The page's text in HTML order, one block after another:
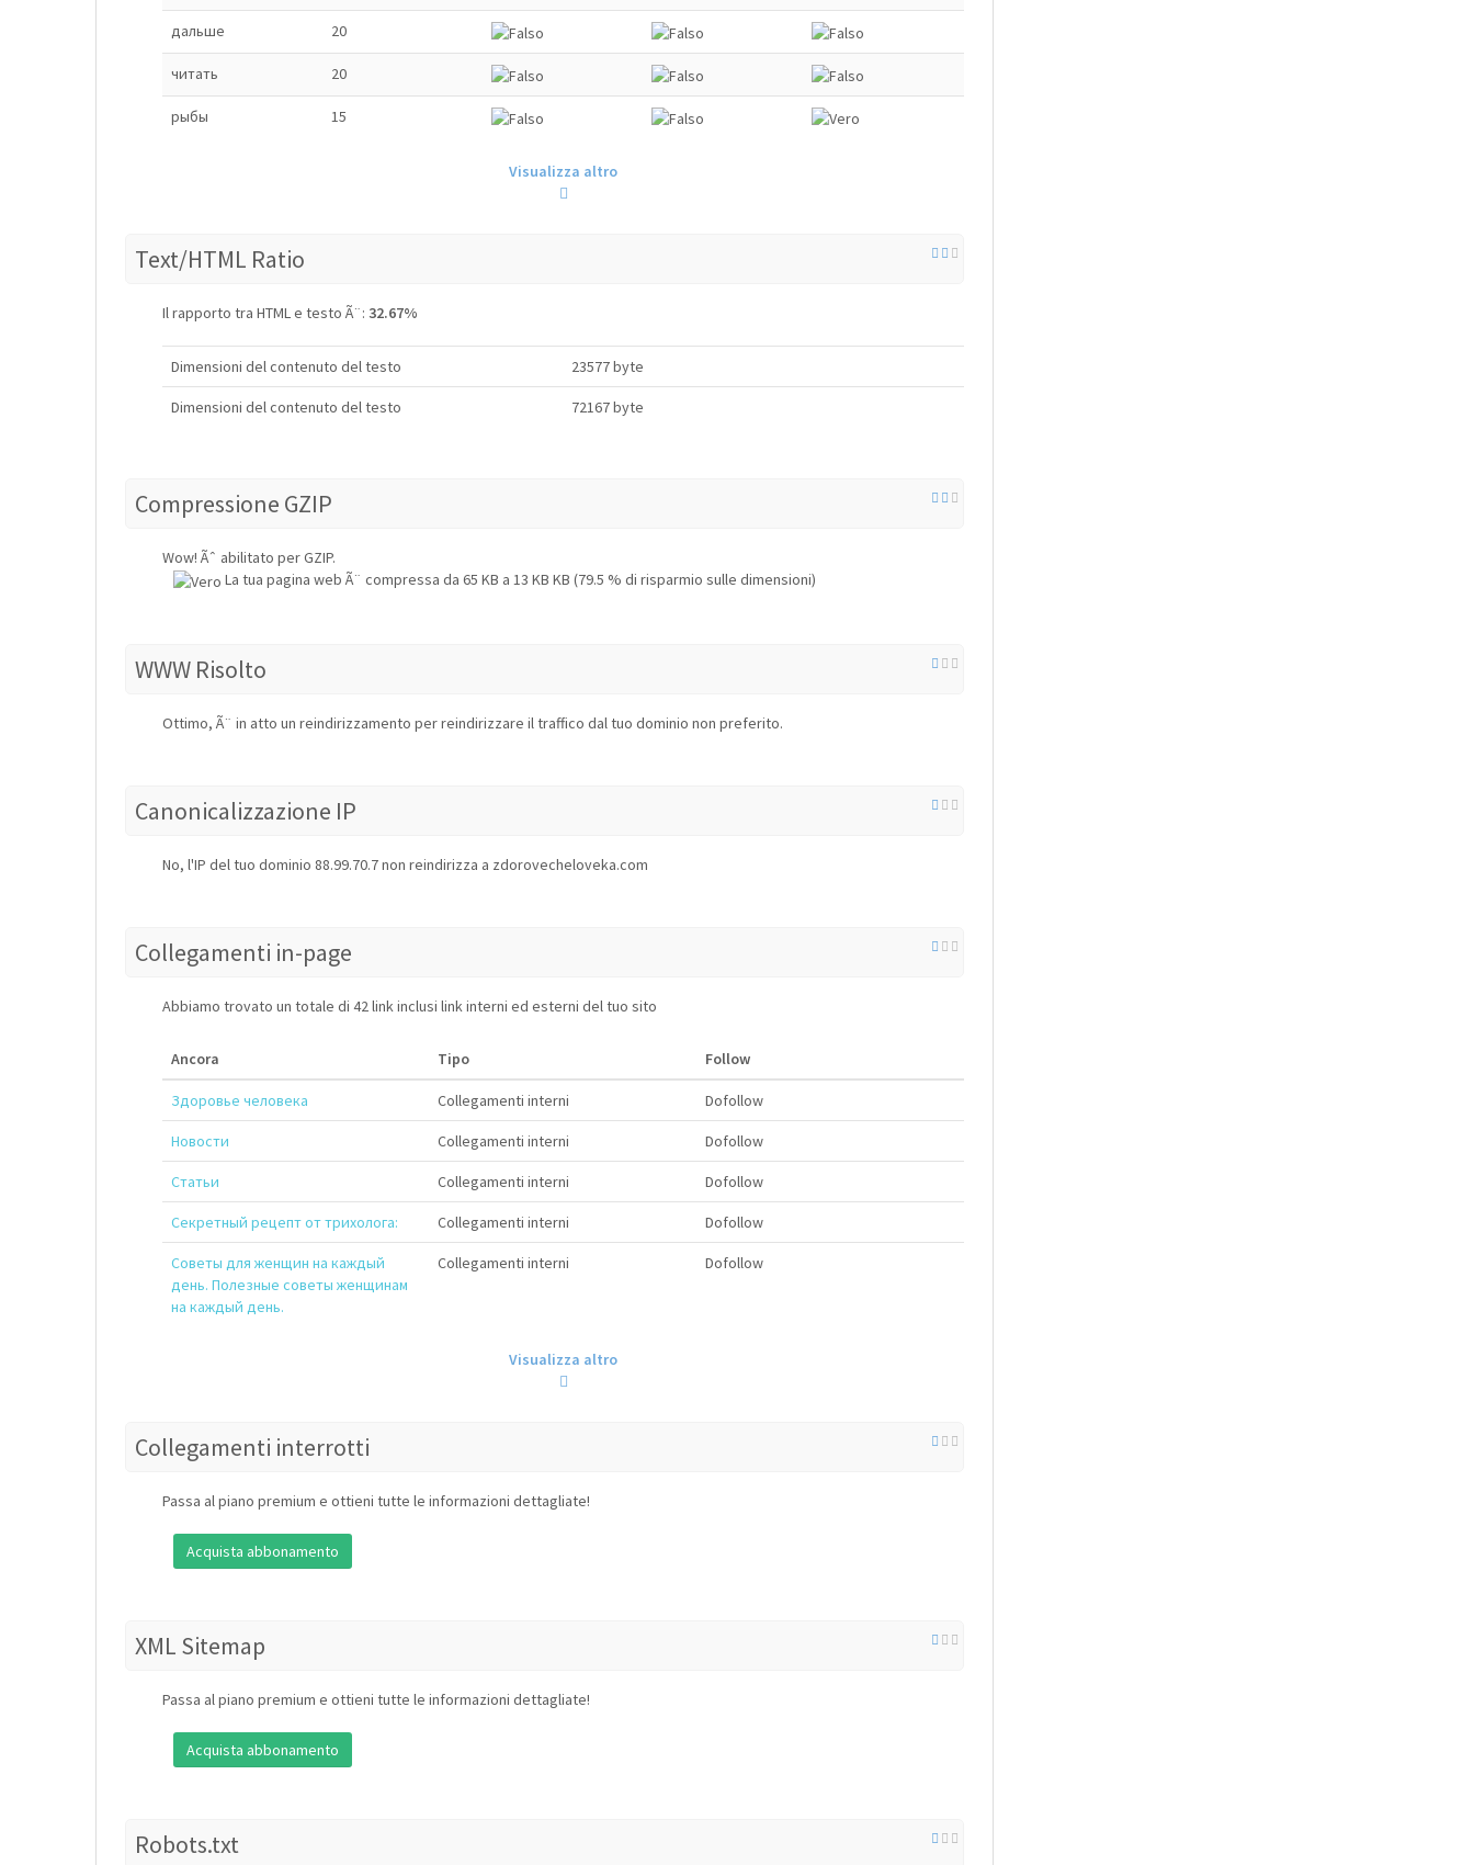
дальше 20
читать 20
рыбы 15
Visualizza altro
Text/HTML Ratio
Il rapporto tra HTML e testo Ã¨: 32.67%
Dimensioni del contenuto del testo 23577 byte
Dimensioni del contenuto del testo 72167 byte
Compressione GZIP
Wow! Ãˆ abilitato per GZIP.
La tua pagina web Ã¨ compressa da 65 KB a 13 KB KB (79.5 % di risparmio sulle dimensioni)
WWW Risolto
Ottimo, Ã¨ in atto un reindirizzamento per reindirizzare il traffico dal tuo dominio non preferito.
Canonicalizzazione IP
No, l'IP del tuo dominio 88.99.70.7 non reindirizza a zdorovecheloveka.com
Collegamenti in-page
Abbiamo trovato un totale di 42 link inclusi link interni ed esterni del tuo sito
Ancora Tipo Follow
Здоровье человека Collegamenti interni Dofollow
Новости Collegamenti interni Dofollow
Статьи Collegamenti interni Dofollow
Секретный рецепт от трихолога: Collegamenti interni Dofollow
Советы для женщин на каждый
день. Полезные советы женщинам
на каждый день.
Collegamenti interni Dofollow
Visualizza altro
Collegamenti interrotti
Passa al piano premium e ottieni tutte le informazioni dettagliate!
Acquista abbonamento
XML Sitemap
Passa al piano premium e ottieni tutte le informazioni dettagliate!
Acquista abbonamento
Robots.txt